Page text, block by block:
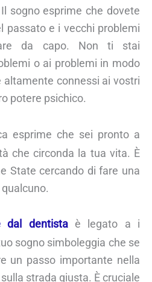
sogno esprime che dovete
passato e i vecchi problemi
da capo. Non ti stai
o ai problemi in modo
connessi ai vostri
potere psichico.
esprime che sei pronto a
che circonda la tua vita. È
State cercando di fare una
dal dentistaè legato a i
sogno simboleggia che se
un passo importante nella
strada giusta. È cruciale